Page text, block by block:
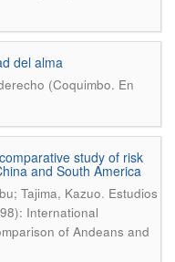
del alma
(Coquimbo. En
study of risk
and South America
Tajima, Kazuo. Estudios
International
of Andeans and